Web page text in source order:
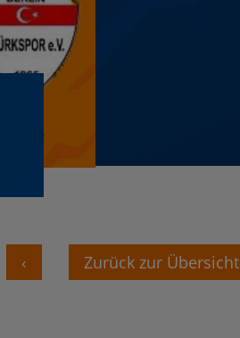
‹ Zurück zur Übersicht